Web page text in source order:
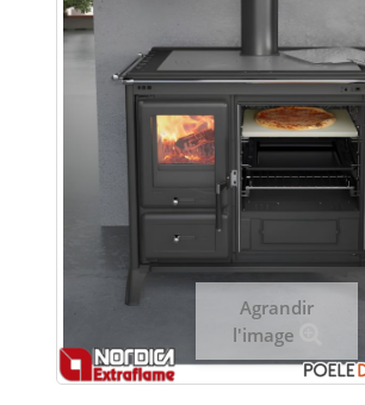
Agrandir
l'image